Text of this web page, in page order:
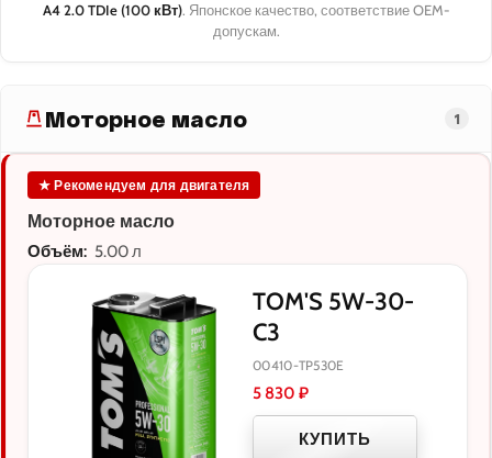
A4 2.0 TDIe (100 кВт). Японское качество, соответствие OEM-
допускам.
Моторное масло 1
★ Рекомендуем для двигателя
Моторное масло
Объём: 5.00 л
TOM'S 5W-30-
C3
00410-TP530E
5 830 ₽
КУПИТЬ